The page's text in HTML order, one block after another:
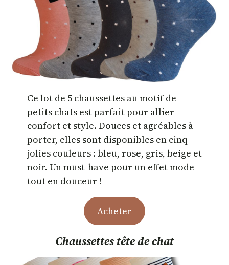
Ce lot de 5 chaussettes au motif de
petits chats est parfait pour allier
confort et style. Douces et agréables à
porter, elles sont disponibles en cinq
jolies couleurs : bleu, rose, gris, beige et
noir. Un must-have pour un effet mode
tout en douceur !
Acheter
Chaussettes tête de chat